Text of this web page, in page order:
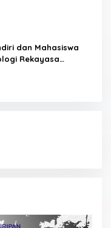
dan Mahasiswa
Rekayasa